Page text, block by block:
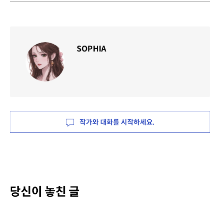
SOPHIA
작가와 대화를 시작하세요.
당신이 놓친 글